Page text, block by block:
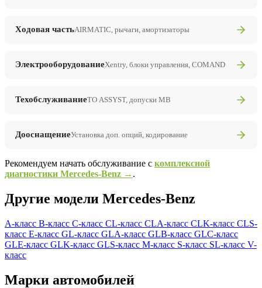
Ходовая частьAIRMATIC, рычаги, амортизаторы
ЭлектрооборудованиеXentry, блоки управления, COMAND
ТехобслуживаниеТО ASSYST, допуски MB
ДооснащениеУстановка доп. опций, кодирование
Рекомендуем начать обслуживание с комплексной
диагностики Mercedes-Benz → .
Другие модели Mercedes-Benz
A-класс B-класс C-класс CL-класс CLA-класс CLK-класс CLS-
класс E-класс GL-класс GLA-класс GLB-класс GLC-класс
GLE-класс GLK-класс GLS-класс M-класс S-класс SL-класс V-
класс
Марки автомобилей